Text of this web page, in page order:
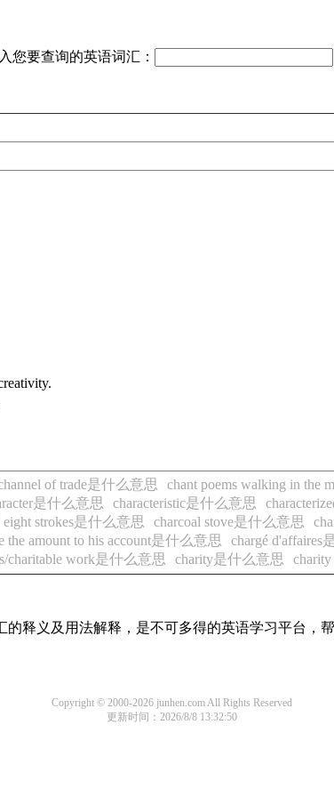
您要查询的英语词汇：
of trade是什么意思 chant poems walking in the
是什么意思 characteristic是什么意思
eight strokes是什么意思 charcoal stove是什么意思
the amount to his account是什么意思 chargé d'affaires
charitable work是什么意思 charity是什么意思
释义及用法解释，是不可多得的英语学习平台，
Copyright © 2000-2026 junhen.com All Rights Reserved
更新时间：2026/8/8 13:32:50